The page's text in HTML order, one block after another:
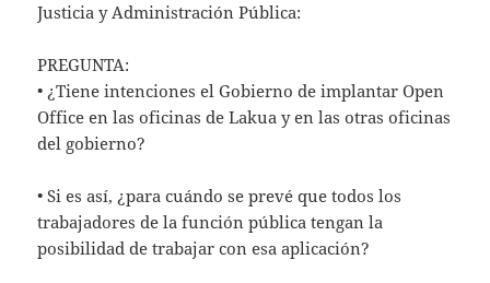
Justicia y Administración Pública:
PREGUNTA:
• ¿Tiene intenciones el Gobierno de implantar Open
Office en las oficinas de Lakua y en las otras oficinas
del gobierno?
• Si es así, ¿para cuándo se prevé que todos los
trabajadores de la función pública tengan la
posibilidad de trabajar con esa aplicación?